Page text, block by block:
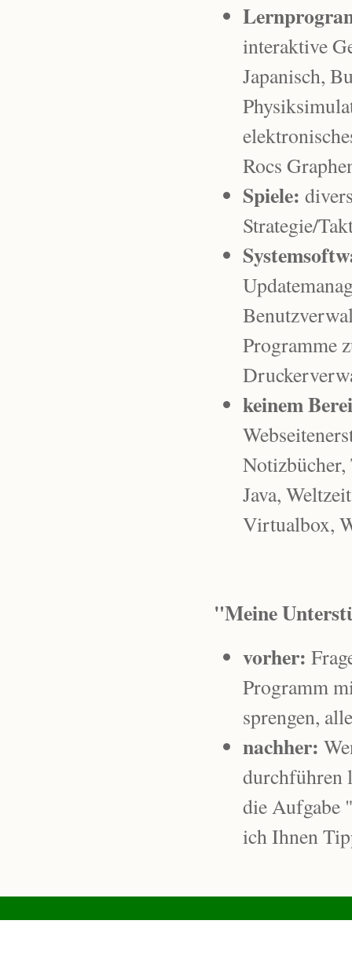
interaktive
Japanisch,
Rocs
Spiele:
Strategie/
Programme
keinem
Java,
Virtualbox,
"Meine
vorher:
Programm
sprengen,
nachher:
durchführen
die Aufgabe
ich Ihnen